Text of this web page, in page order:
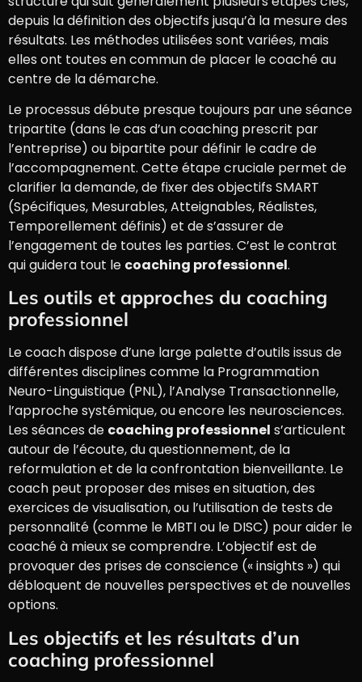
depuis la définition des objectifs jusqu’à la mesure des
résultats. Les méthodes utilisées sont variées, mais
elles ont toutes en commun de placer le coaché au
centre de la démarche.
Le processus débute presque toujours par une séance
tripartite (dans le cas d’un coaching prescrit par
l’entreprise) ou bipartite pour définir le cadre de
l’accompagnement. Cette étape cruciale permet de
clarifier la demande, de fixer des objectifs SMART
(Spécifiques, Mesurables, Atteignables, Réalistes,
Temporellement définis) et de s’assurer de
l’engagement de toutes les parties. C’est le contrat
qui guidera tout le coaching professionnel.
Les outils et approches du coaching
professionnel
Le coach dispose d’une large palette d’outils issus de
différentes disciplines comme la Programmation
Neuro-Linguistique (PNL), l’Analyse Transactionnelle,
l’approche systémique, ou encore les neurosciences.
Les séances de coaching professionnel s’articulent
autour de l’écoute, du questionnement, de la
reformulation et de la confrontation bienveillante. Le
coach peut proposer des mises en situation, des
exercices de visualisation, ou l’utilisation de tests de
personnalité (comme le MBTI ou le DISC) pour aider le
coaché à mieux se comprendre. L’objectif est de
provoquer des prises de conscience (« insights ») qui
débloquent de nouvelles perspectives et de nouvelles
options.
Les objectifs et les résultats d’un
coaching professionnel